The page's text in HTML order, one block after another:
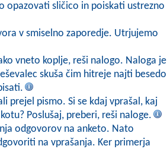
opazovati sličico in poiskati ustrezno
v smiselno zaporedje. Utrjujemo
vneto koplje, reši nalogo. Naloga je
skuša čim hitreje najti besedo
prejel pismo. Si se kdaj vprašal, kaj
Poslušaj, preberi, reši naloge.
odgovorov na anketo. Nato
na vprašanja. Ker primerja